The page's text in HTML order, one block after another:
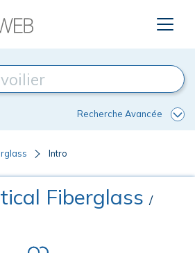
Recherche Avancée
Intro
Fiberglass /